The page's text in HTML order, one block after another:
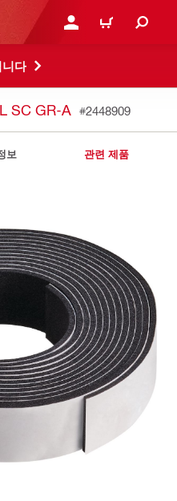
로그인 또는 회원가입
장바구니
다
SC GR-A #2448909
보 관련 제품